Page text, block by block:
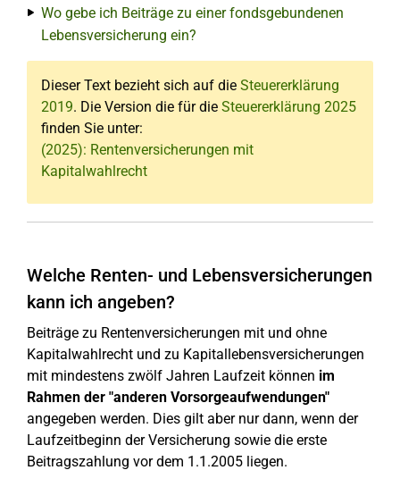
Wo gebe ich Beiträge zu einer fondsgebundenen
Lebensversicherung ein?
Dieser Text bezieht sich auf die Steuererklärung
2019. Die Version die für die Steuererklärung 2025
finden Sie unter:
(2025): Rentenversicherungen mit
Kapitalwahlrecht
Welche Renten- und Lebensversicherungen
kann ich angeben?
Beiträge zu Rentenversicherungen mit und ohne
Kapitalwahlrecht und zu Kapitallebensversicherungen
mit mindestens zwölf Jahren Laufzeit können im
Rahmen der "anderen Vorsorgeaufwendungen"
angegeben werden. Dies gilt aber nur dann, wenn der
Laufzeitbeginn der Versicherung sowie die erste
Beitragszahlung vor dem 1.1.2005 liegen.